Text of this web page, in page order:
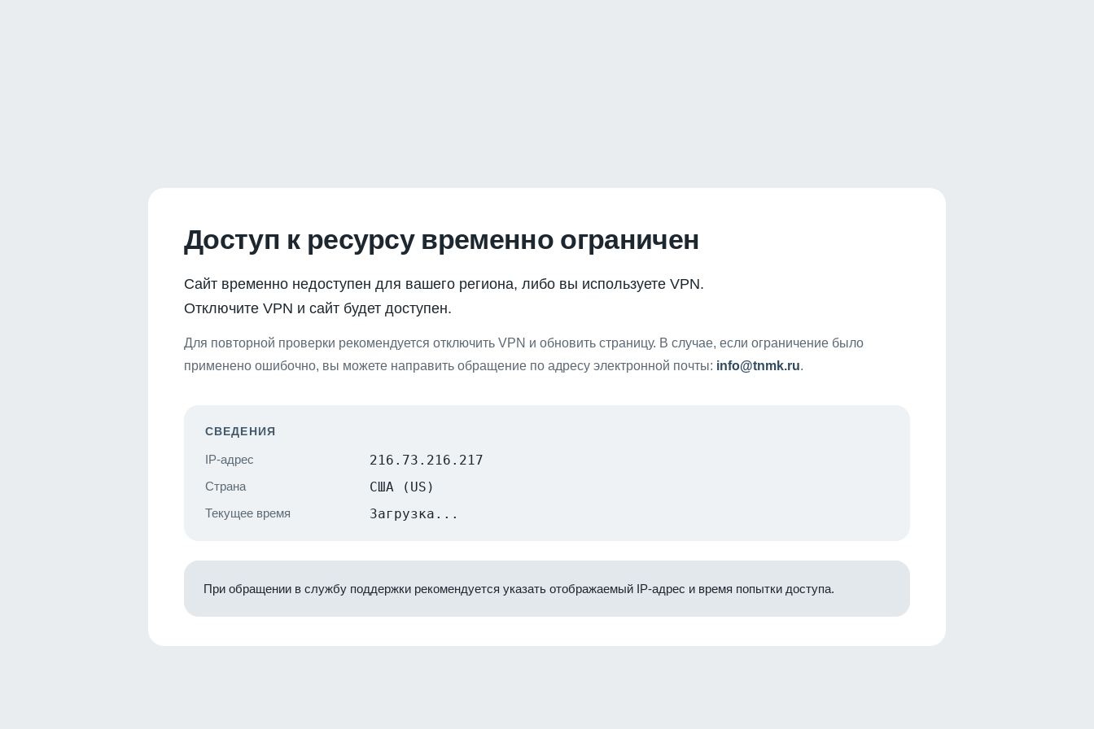
Доступ к ресурсу временно ограничен
Сайт временно недоступен для вашего региона, либо вы используете VPN.
Отключите VPN и сайт будет доступен.
Для повторной проверки рекомендуется отключить VPN и обновить страницу. В случае, если ограничение было
применено ошибочно, вы можете направить обращение по адресу электронной почты: info@tnmk.ru.
СВЕДЕНИЯ
IP-адрес 216.73.216.217
Страна США (US)
Текущее время Загрузка...
При обращении в службу поддержки рекомендуется указать отображаемый IP-адрес и время попытки доступа.